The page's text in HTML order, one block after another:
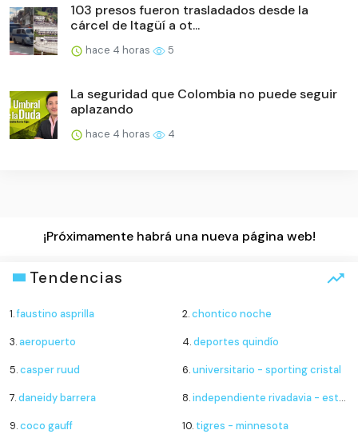
103 presos fueron trasladados desde la
cárcel de Itagüí a ot...
hace 4 horas 5
La seguridad que Colombia no puede seguir
aplazando
hace 4 horas 4
¡Próximamente habrá una nueva página web!
Tendencias
1.faustino asprilla 2.chontico noche
3.aeropuerto 4.deportes quindío
5.casper ruud 6.universitario - sporting cristal
7.daneidy barrera 8.independiente rivadavia - estudiantes de río cuarto
9.coco gauff 10. tigres - minnesota